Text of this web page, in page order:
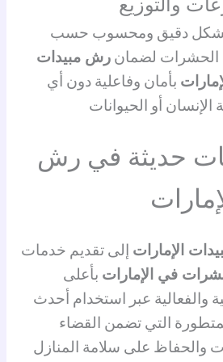
والتوزيع
بشكل دقيق ومحسوب حسب
الحشرات لضمانرش مبيدات
بأمان وفاعلية دون أي
أو الحيوانات
حديثة في رش
الإمارات إلى تقديم خدمات
في الإمارات بأعلى
والفعالية عبر استخدام أحدث
التي تضمن القضاء
والحفاظ على سلامة المنازل